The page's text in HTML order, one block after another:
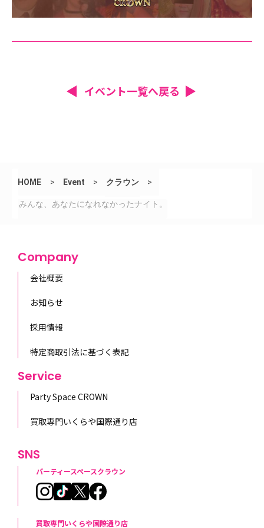
イベント一覧へ戻る
HOME > Event > クラウン >
みんな、あなたになれなかったナイト。
Company
会社概要
お知らせ
採用情報
特定商取引法に基づく表記
Service
Party Space CROWN
買取専門いくらや国際通り店
SNS
パーティースペースクラウン
買取専門いくらや国際通り店